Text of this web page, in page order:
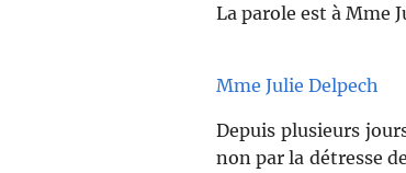
La parole est à Mme
Mme Julie Delpech
Depuis plusieurs
non par la détresse